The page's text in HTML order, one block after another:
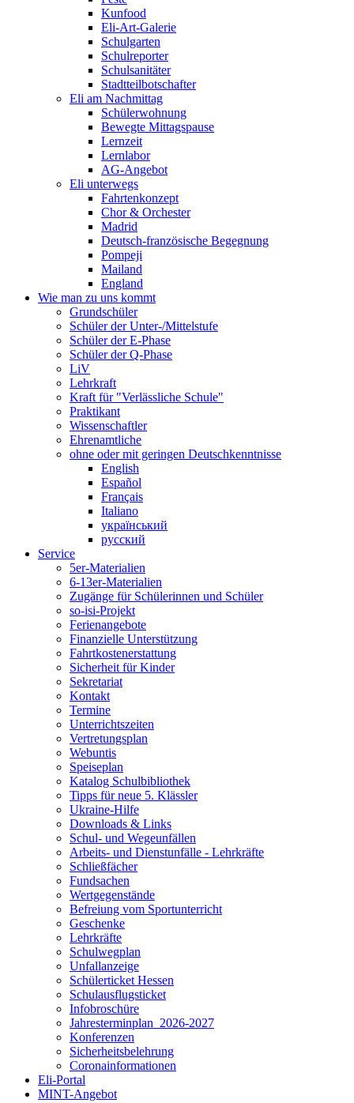
Kunfood
Eli-Art-Galerie
Schulgarten
Schulreporter
Schulsanitäter
Stadtteilbotschafter
Eli am Nachmittag
Schülerwohnung
Bewegte Mittagspause
Lernzeit
Lernlabor
AG-Angebot
Eli unterwegs
Fahrtenkonzept
Chor & Orchester
Madrid
Deutsch-französische Begegnung
Pompeji
Mailand
England
Wie man zu uns kommt
Grundschüler
Schüler der Unter-/Mittelstufe
Schüler der E-Phase
Schüler der Q-Phase
LiV
Lehrkraft
Kraft für "Verlässliche Schule"
Praktikant
Wissenschaftler
Ehrenamtliche
ohne oder mit geringen Deutschkenntnisse
English
Español
Français
Italiano
український
русский
Service
5er-Materialien
6-13er-Materialien
Zugänge für Schülerinnen und Schüler
so-isi-Projekt
Ferienangebote
Finanzielle Unterstützung
Fahrtkostenerstattung
Sicherheit für Kinder
Sekretariat
Kontakt
Termine
Unterrichtszeiten
Vertretungsplan
Webuntis
Speiseplan
Katalog Schulbibliothek
Tipps für neue 5. Klässler
Ukraine-Hilfe
Downloads & Links
Schul- und Wegeunfällen
Arbeits- und Dienstunfälle - Lehrkräfte
Schließfächer
Fundsachen
Wertgegenstände
Befreiung vom Sportunterricht
Geschenke
Lehrkräfte
Schulwegplan
Unfallanzeige
Schülerticket Hessen
Schulausflugsticket
Infobroschüre
Jahresterminplan_2026-2027
Konferenzen
Sicherheitsbelehrung
Coronainformationen
Eli-Portal
MINT-Angebot